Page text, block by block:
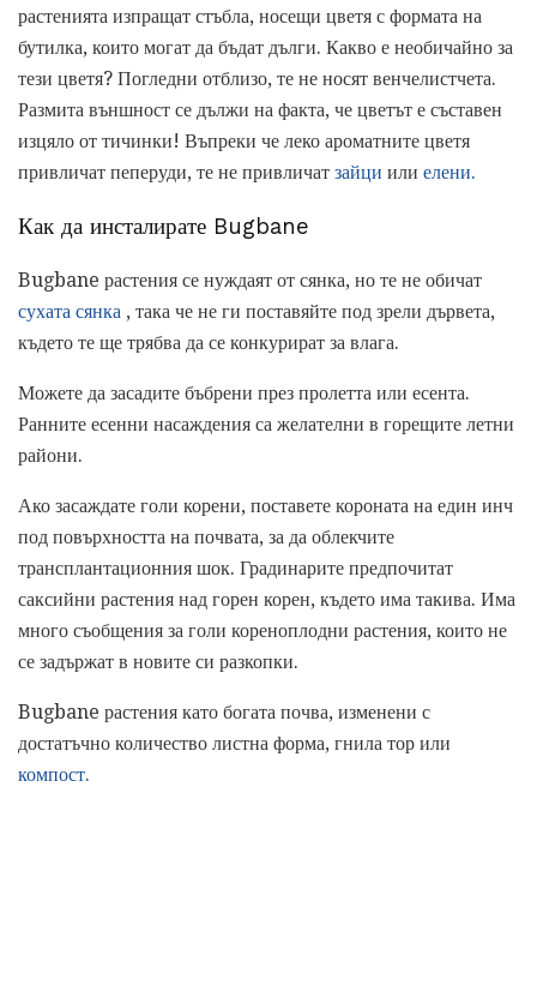
растенията изпращат стъбла, носещи цветя с формата на
бутилка, които могат да бъдат дълги. Какво е необичайно за
тези цветя? Погледни отблизо, те не носят венчелистчета.
Размита външност се дължи на факта, че цветът е съставен
изцяло от тичинки! Въпреки че леко ароматните цветя
привличат пеперуди, те не привличат зайци или елени.
Как да инсталирате Bugbane
Bugbane растения се нуждаят от сянка, но те не обичат
сухата сянка , така че не ги поставяйте под зрели дървета,
където те ще трябва да се конкурират за влага.
Можете да засадите бъбрени през пролетта или есента.
Ранните есенни насаждения са желателни в горещите летни
райони.
Ако засаждате голи корени, поставете короната на един инч
под повърхността на почвата, за да облекчите
трансплантационния шок. Градинарите предпочитат
саксийни растения над горен корен, където има такива. Има
много съобщения за голи кореноплодни растения, които не
се задържат в новите си разкопки.
Bugbane растения като богата почва, изменени с
достатъчно количество листна форма, гнила тор или
компост.